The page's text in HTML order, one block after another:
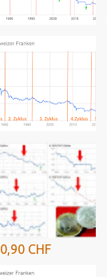
0,90 CHF